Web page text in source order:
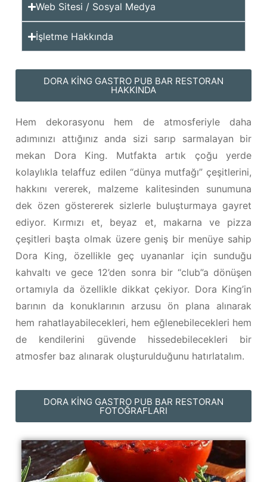
Web Sitesi / Sosyal Medya
İşletme Hakkında
DORA KING GASTRO PUB BAR RESTORAN
HAKKINDA
Hem dekorasyonu hem de atmosferiyle daha
adımınızı attığınız anda sizi sarıp sarmalayan bir
mekan Dora King. Mutfakta artık çoğu yerde
kolaylıkla telaffuz edilen “dünya mutfağı” çeşitlerini,
hakkını vererek, malzeme kalitesinden sunumuna
dek özen göstererek sizlerle buluşturmaya gayret
ediyor. Kırmızı et, beyaz et, makarna ve pizza
çeşitleri başta olmak üzere geniş bir menüye sahip
Dora King, özellikle geç uyananlar için sunduğu
kahvaltı ve gece 12’den sonra bir “club”a dönüşen
ortamıyla da özellikle dikkat çekiyor. Dora King’in
barının da konuklarının arzusu ön plana alınarak
hem rahatlayabilecekleri, hem eğlenebilecekleri hem
de kendilerini güvende hissedebilecekleri bir
atmosfer baz alınarak oluşturulduğunu hatırlatalım.
DORA KING GASTRO PUB BAR RESTORAN
FOTOĞRAFLARI